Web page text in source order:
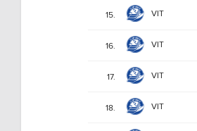
15. VIT
16. VIT
17. VIT
18. VIT